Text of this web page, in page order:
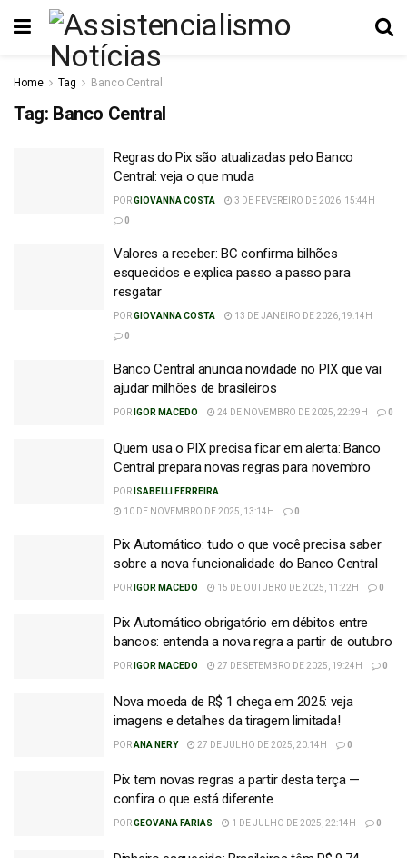
Home Tag Banco Central
Tag: Banco Central
Regras do Pix são atualizadas pelo Banco
Central: veja o que muda
PORGIOVANNA COSTA
3 DE FEVEREIRO DE 2026, 15:44H
0
Valores a receber: BC confirma bilhões
esquecidos e explica passo a passo para
resgatar
PORGIOVANNA COSTA
13 DE JANEIRO DE 2026, 19:14H
0
Banco Central anuncia novidade no PIX que vai
ajudar milhões de brasileiros
POR IGOR MACEDO 24 DE NOVEMBRO DE 2025, 22:29H 0
Quem usa o PIX precisa ficar em alerta: Banco
Central prepara novas regras para novembro
POR ISABELLI FERREIRA
10 DE NOVEMBRO DE 2025, 13:14H
0
Pix Automático: tudo o que você precisa saber
sobre a nova funcionalidade do Banco Central
POR IGOR MACEDO 15 DE OUTUBRO DE 2025, 11:22H 0
Pix Automático obrigatório em débitos entre
bancos: entenda a nova regra a partir de outubro
POR IGOR MACEDO 27 DE SETEMBRO DE 2025, 19:24H 0
Nova moeda de R$ 1 chega em 2025: veja
imagens e detalhes da tiragem limitada!
PORANA NERY 27 DE JULHO DE 2025, 20:14H 0
Pix tem novas regras a partir desta terça —
confira o que está diferente
PORGEOVANA FARIAS 1 DE JULHO DE 2025, 22:14H 0